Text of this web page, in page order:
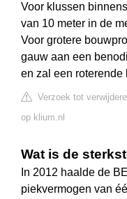
Voor klussen
van 10 meter in de
Voor grotere
gauw aan een
en zal een roterende
Verzoek tot
op klium.nl
Wat is de
In 2012 haalde de
piekvermogen van